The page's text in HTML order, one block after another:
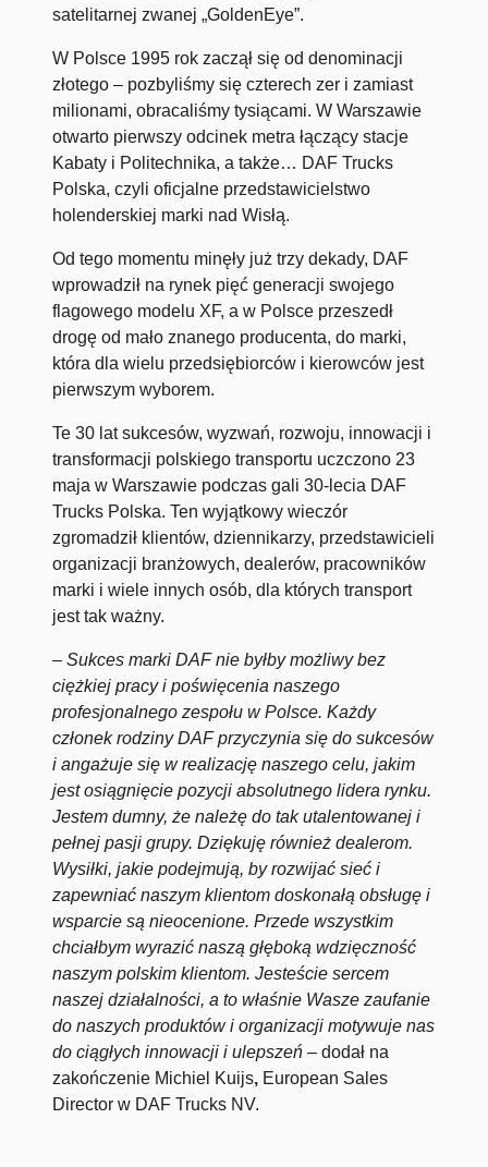
satelitarnej zwanej „GoldenEye”.
W Polsce 1995 rok zaczął się od denominacji
złotego – pozbyliśmy się czterech zer i zamiast
milionami, obracaliśmy tysiącami. W Warszawie
otwarto pierwszy odcinek metra łączący stacje
Kabaty i Politechnika, a także… DAF Trucks
Polska, czyli oficjalne przedstawicielstwo
holenderskiej marki nad Wisłą.
Od tego momentu minęły już trzy dekady, DAF
wprowadził na rynek pięć generacji swojego
flagowego modelu XF, a w Polsce przeszedł
drogę od mało znanego producenta, do marki,
która dla wielu przedsiębiorców i kierowców jest
pierwszym wyborem.
Te 30 lat sukcesów, wyzwań, rozwoju, innowacji i
transformacji polskiego transportu uczczono 23
maja w Warszawie podczas gali 30-lecia DAF
Trucks Polska. Ten wyjątkowy wieczór
zgromadził klientów, dziennikarzy, przedstawicieli
organizacji branżowych, dealerów, pracowników
marki i wiele innych osób, dla których transport
jest tak ważny.
– Sukces marki DAF nie byłby możliwy bez
ciężkiej pracy i poświęcenia naszego
profesjonalnego zespołu w Polsce. Każdy
członek rodziny DAF przyczynia się do sukcesów
i angażuje się w realizację naszego celu, jakim
jest osiągnięcie pozycji absolutnego lidera rynku.
Jestem dumny, że należę do tak utalentowanej i
pełnej pasji grupy. Dziękuję również dealerom.
Wysiłki, jakie podejmują, by rozwijać sieć i
zapewniać naszym klientom doskonałą obsługę i
wsparcie są nieocenione. Przede wszystkim
chciałbym wyrazić naszą głęboką wdzięczność
naszym polskim klientom. Jesteście sercem
naszej działalności, a to właśnie Wasze zaufanie
do naszych produktów i organizacji motywuje nas
do ciągłych innowacji i ulepszeń – dodał na
zakończenie Michiel Kuijs, European Sales
Director w DAF Trucks NV.